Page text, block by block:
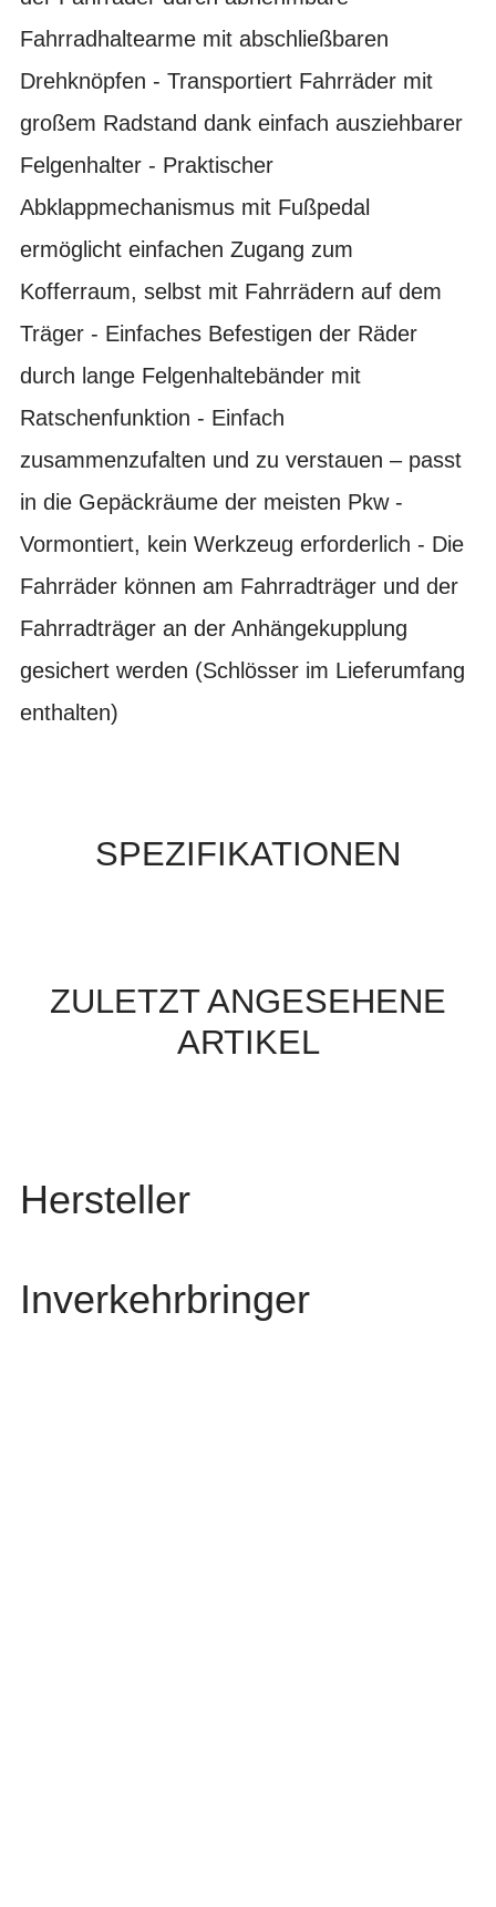
Fahrradhaltearme mit abschließbaren
Drehknöpfen - Transportiert Fahrräder mit
großem Radstand dank einfach ausziehbarer
Felgenhalter - Praktischer
Abklappmechanismus mit Fußpedal
ermöglicht einfachen Zugang zum
Kofferraum, selbst mit Fahrrädern auf dem
Träger - Einfaches Befestigen der Räder
durch lange Felgenhaltebänder mit
Ratschenfunktion - Einfach
zusammenzufalten und zu verstauen – passt
in die Gepäckräume der meisten Pkw -
Vormontiert, kein Werkzeug erforderlich - Die
Fahrräder können am Fahrradträger und der
Fahrradträger an der Anhängekupplung
gesichert werden (Schlösser im Lieferumfang
enthalten)
SPEZIFIKATIONEN
ZULETZT ANGESEHENE
ARTIKEL
Hersteller
Inverkehrbringer